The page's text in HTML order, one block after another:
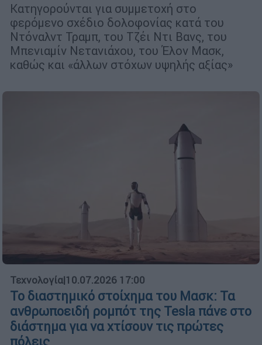
Κατηγορούνται για συμμετοχή στο
φερόμενο σχέδιο δολοφονίας κατά του
Ντόναλντ Τραμπ, του Τζέι Ντι Βανς, του
Μπενιαμίν Νετανιάχου, του Έλον Μασκ,
καθώς και «άλλων στόχων υψηλής αξίας»
Τεχνολογία|10.07.2026 17:00
Το διαστημικό στοίχημα του Μασκ: Τα
ανθρωποειδή ρομπότ της Tesla πάνε στο
διάστημα για να χτίσουν τις πρώτες
πόλεις